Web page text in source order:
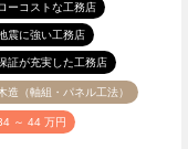
ーコストな工務店
震に強い工務店
証が充実した工務店
造（軸組・パネル工法）
～ 44 万円